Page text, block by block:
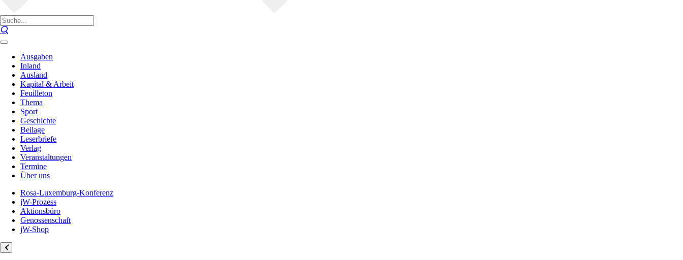
Ausgaben
Inland
Ausland
Kapital & Arbeit
Feuilleton
Thema
Sport
Geschichte
Beilage
Leserbriefe
Verlag
Veranstaltungen
Termine
Über uns
Rosa-Luxemburg-Konferenz
jW-Prozess
Aktionsbüro
Genossenschaft
jW-Shop